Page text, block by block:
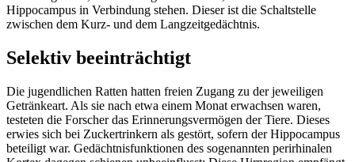
Hippocampus in Verbindung stehen. Dieser ist die Schaltstelle
zwischen dem Kurz- und dem Langzeitgedächtnis.
Selektiv beeinträchtigt
Die jugendlichen Ratten hatten freien Zugang zu der jeweiligen
Getränkeart. Als sie nach etwa einem Monat erwachsen waren,
testeten die Forscher das Erinnerungsvermögen der Tiere. Dieses
erwies sich bei Zuckertrinkern als gestört, sofern der Hippocampus
beteiligt war. Gedächtnisfunktionen des sogenannten perirhinalen